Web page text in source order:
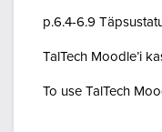
p.6.4-6.9
TalTech Moodle’i
To use TalTech